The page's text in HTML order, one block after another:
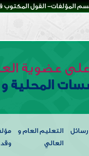
القول المكتوب في
عضوية
المحلية و
التعليم العام و
العالي